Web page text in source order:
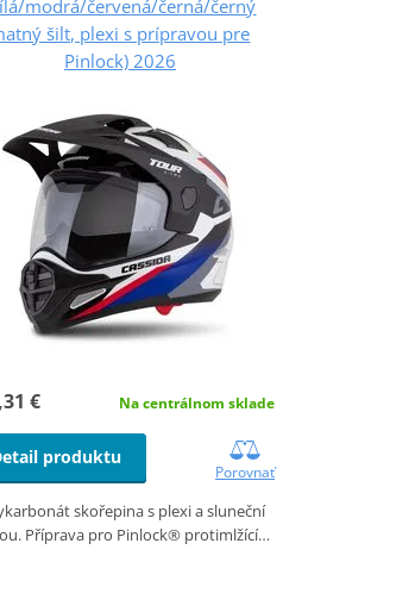
modrá/červená/černá/černý
šilt, plexi s prípravou pre
Pinlock) 2026
€ Na centrálnom sklade
produktu
Porovnať
skořepina s plexi a sluneční
Příprava pro Pinlock® protimlžící…